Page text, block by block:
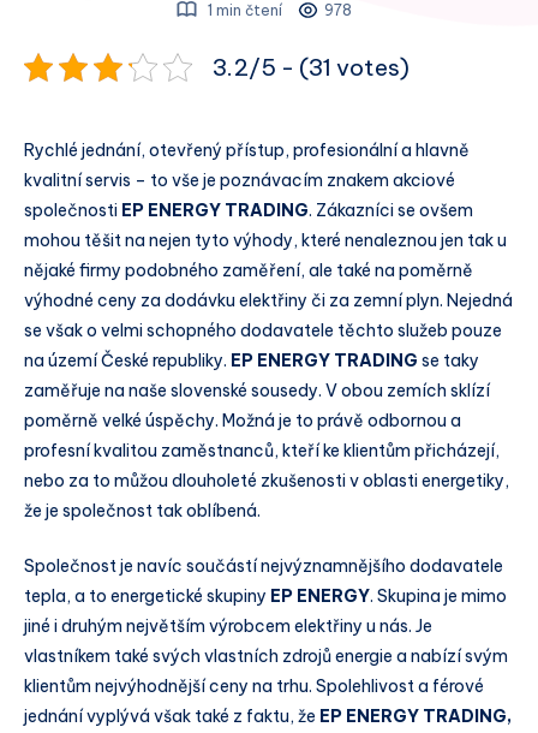
1 min čtení
978
3.2/5 - (31 votes)
Rychlé jednání, otevřený přístup, profesionální a hlavně
kvalitní servis – to vše je poznávacím znakem akciové
společnosti EP ENERGY TRADING. Zákazníci se ovšem
mohou těšit na nejen tyto výhody, které nenaleznou jen tak u
nějaké firmy podobného zaměření, ale také na poměrně
výhodné ceny za dodávku elektřiny či za zemní plyn. Nejedná
se však o velmi schopného dodavatele těchto služeb pouze
na území České republiky. EP ENERGY TRADING se taky
zaměřuje na naše slovenské sousedy. V obou zemích sklízí
poměrně velké úspěchy. Možná je to právě odbornou a
profesní kvalitou zaměstnanců, kteří ke klientům přicházejí,
nebo za to můžou dlouholeté zkušenosti v oblasti energetiky,
že je společnost tak oblíbená.
Společnost je navíc součástí nejvýznamnějšího dodavatele
tepla, a to energetické skupiny EP ENERGY. Skupina je mimo
jiné i druhým největším výrobcem elektřiny u nás. Je
vlastníkem také svých vlastních zdrojů energie a nabízí svým
klientům nejvýhodnější ceny na trhu. Spolehlivost a férové
jednání vyplývá však také z faktu, že EP ENERGY TRADING,